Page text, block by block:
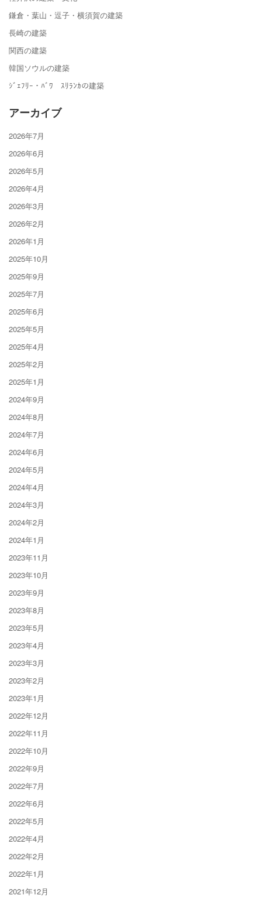
鎌倉・葉山・逗子・横須賀の建築
長崎の建築
関西の建築
韓国ソウルの建築
ｼﾞｪﾌﾘｰ・ﾊﾞﾜ ｽﾘﾗﾝｶの建築
アーカイブ
2026年7月
2026年6月
2026年5月
2026年4月
2026年3月
2026年2月
2026年1月
2025年10月
2025年9月
2025年7月
2025年6月
2025年5月
2025年4月
2025年2月
2025年1月
2024年9月
2024年8月
2024年7月
2024年6月
2024年5月
2024年4月
2024年3月
2024年2月
2024年1月
2023年11月
2023年10月
2023年9月
2023年8月
2023年5月
2023年4月
2023年3月
2023年2月
2023年1月
2022年12月
2022年11月
2022年10月
2022年9月
2022年7月
2022年6月
2022年5月
2022年4月
2022年2月
2022年1月
2021年12月